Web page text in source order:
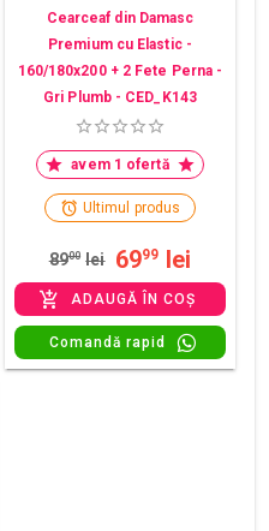
Cearceaf din Damasc
Premium cu Elastic -
160/180x200 + 2 Fete Perna -
Gri Plumb - CED_K143
avem 1 ofertă
Ultimul produs
8900 lei 6999 lei
ADAUGĂ ÎN COȘ
Comandă rapid